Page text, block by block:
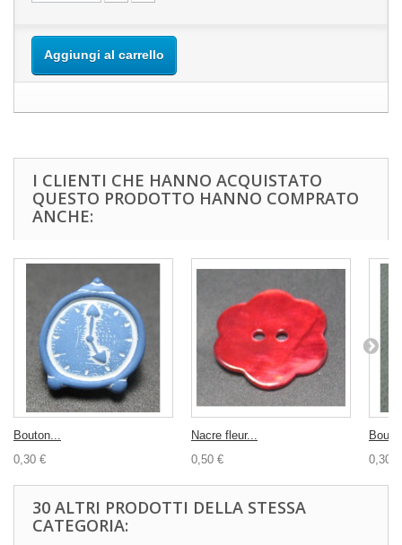
Aggiungi al carrello
I CLIENTI CHE HANNO ACQUISTATO
QUESTO PRODOTTO HANNO COMPRATO
ANCHE:
Bouton...
0,30 €
Nacre fleur...
0,50 €
0,30 €
30 ALTRI PRODOTTI DELLA STESSA
CATEGORIA: